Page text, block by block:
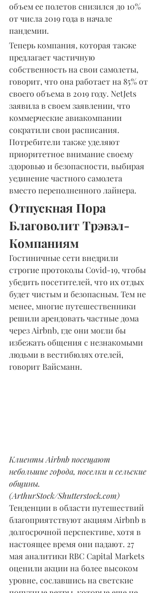
объем ее полетов снизился до 10%
от числа 2019 года в начале
пандемии.
Теперь компания, которая также
предлагает частичную
собственность на свои самолеты,
говорит, что она работает на 85% от
своего объема в 2019 году. NetJets
заявила в своем заявлении, что
коммерческие авиакомпании
сократили свои расписания.
Потребители также уделяют
приоритетное внимание своему
здоровью и безопасности, выбирая
уединение частного самолета
вместо переполненного лайнера.
Отпускная Пора
Благоволит Трэвэл-
Компаниям
Гостиничные сети внедрили
строгие протоколы Covid-19, чтобы
убедить посетителей, что их отдых
будет чистым и безопасным. Тем не
менее, многие путешественники
решили арендовать частные дома
через Airbnb, где они могли бы
избежать общения с незнакомыми
людьми в вестибюлях отелей,
говорит Вайсманн.
Клиенты Airbnb посещают
небольшие города, поселки и сельские
общины.
(ArthurStock/Shutterstock.com)
Тенденции в области путешествий
благоприятствуют акциям Airbnb в
долгосрочной перспективе, хотя в
настоящее время они падают. 27
мая аналитики RBC Capital Markets
оценили акции на более высоком
уровне, сославшись на светские